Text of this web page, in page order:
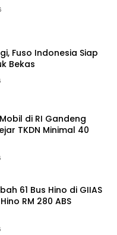
Fuso Indonesia Siap
Bekas
di RI Gandeng
TKDN Minimal 40
61 Bus Hino di GIIAS
RM 280 ABS